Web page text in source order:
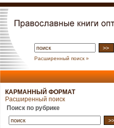
Расширенный поиск »
КАРМАННЫЙ ФОРМАТ
Расширенный поиск
Поиск по рубрике